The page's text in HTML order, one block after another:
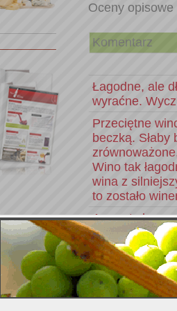
Oceny opisowe
Komentarz
Łagodne, ale
wyraćne.
Przeciętne
beczką. Słaby
Wino tak
wina z
to zostało
Aromaty kory,
trochę wiśni i
następnie
pozostawic po
Wino o
zdające się